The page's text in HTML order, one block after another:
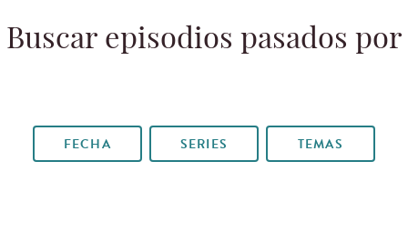
Buscar episodios pasados por
FECHA SERIES TEMAS